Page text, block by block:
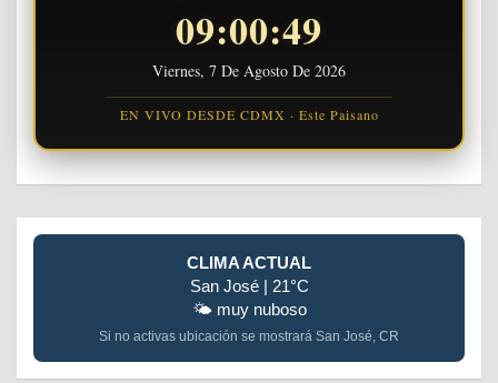
09:00:50
Viernes, 7 De Agosto De 2026
EN VIVO DESDE CDMX · Este Paisano
CLIMA ACTUAL
San José | 21°C
🌤️ muy nuboso
Si no activas ubicación se mostrará San José, CR